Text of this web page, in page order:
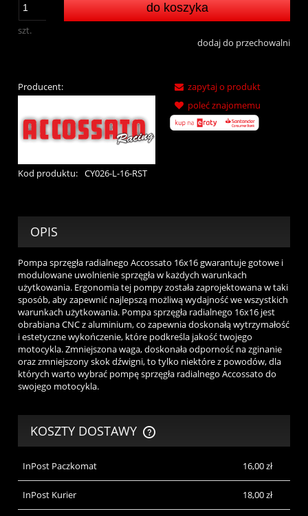
szt.
do koszyka
dodaj do przechowalni
Producent:
Kod produktu: CY026-L-16-RST
zapytaj o produkt
poleć znajomemu
OPIS
Pompa sprzęgła radialnego Accossato 16x16 gwarantuje gotowe i
modulowane uwolnienie sprzęgła w każdych warunkach
użytkowania. Ergonomia tej pompy została zaprojektowana w taki
sposób, aby zapewnić najlepszą możliwą wydajność we wszystkich
warunkach użytkowania. Pompa sprzęgła radialnego 16x16 jest
obrabiana CNC z aluminium, co zapewnia doskonałą wytrzymałość
i estetyczne wykończenie, które podkreśla jakość twojego
motocykla. Zmniejszona waga, doskonała odporność na zginanie
oraz zmniejszony skok dźwigni, to tylko niektóre z powodów, dla
których warto wybrać pompę sprzęgła radialnego Accossato do
swojego motocykla.
KOSZTY DOSTAWY
CENA NIE ZAWIERA EWENTUALNYCH KOSZTÓW PŁATNOŚCI
InPost Paczkomat 16,00 zł
InPost Kurier 18,00 zł